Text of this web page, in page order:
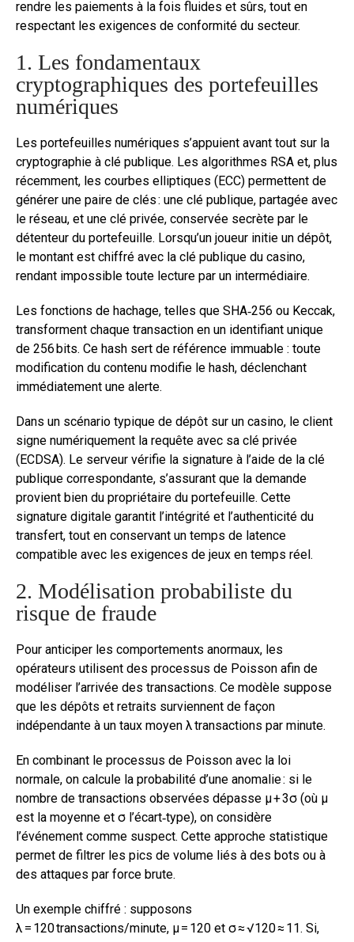
rendre les paiements à la fois fluides et sûrs, tout en
respectant les exigences de conformité du secteur.
1. Les fondamentaux
cryptographiques des portefeuilles
numériques
Les portefeuilles numériques s’appuient avant tout sur la
cryptographie à clé publique. Les algorithmes RSA et, plus
récemment, les courbes elliptiques (ECC) permettent de
générer une paire de clés : une clé publique, partagée avec
le réseau, et une clé privée, conservée secrète par le
détenteur du portefeuille. Lorsqu’un joueur initie un dépôt,
le montant est chiffré avec la clé publique du casino,
rendant impossible toute lecture par un intermédiaire.
Les fonctions de hachage, telles que SHA‑256 ou Keccak,
transforment chaque transaction en un identifiant unique
de 256 bits. Ce hash sert de référence immuable : toute
modification du contenu modifie le hash, déclenchant
immédiatement une alerte.
Dans un scénario typique de dépôt sur un casino, le client
signe numériquement la requête avec sa clé privée
(ECDSA). Le serveur vérifie la signature à l’aide de la clé
publique correspondante, s’assurant que la demande
provient bien du propriétaire du portefeuille. Cette
signature digitale garantit l’intégrité et l’authenticité du
transfert, tout en conservant un temps de latence
compatible avec les exigences de jeux en temps réel.
2. Modélisation probabiliste du
risque de fraude
Pour anticiper les comportements anormaux, les
opérateurs utilisent des processus de Poisson afin de
modéliser l’arrivée des transactions. Ce modèle suppose
que les dépôts et retraits surviennent de façon
indépendante à un taux moyen λ transactions par minute.
En combinant le processus de Poisson avec la loi
normale, on calcule la probabilité d’une anomalie : si le
nombre de transactions observées dépasse μ + 3σ (où μ
est la moyenne et σ l’écart‑type), on considère
l’événement comme suspect. Cette approche statistique
permet de filtrer les pics de volume liés à des bots ou à
des attaques par force brute.
Un exemple chiffré : supposons
λ = 120 transactions/minute, μ = 120 et σ ≈ √120 ≈ 11. Si,